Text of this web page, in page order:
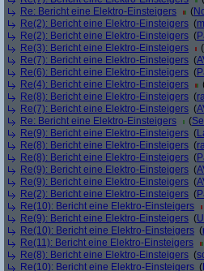
Re: Bericht eine Elektro-Einsteigers
(
Re(2): Bericht eine Elektro-Einsteigers (
Re(2): Bericht eine Elektro-Einsteigers (
Re(3): Bericht eine Elektro-Einsteigers
(
Re(7): Bericht eine Elektro-Einsteigers (
Re(6): Bericht eine Elektro-Einsteigers (
Re(4): Bericht eine Elektro-Einsteigers
Re(8): Bericht eine Elektro-Einsteigers (
Re(7): Bericht eine Elektro-Einsteigers (
Re: Bericht eine Elektro-Einsteigers
(
Re(9): Bericht eine Elektro-Einsteigers (
Re(8): Bericht eine Elektro-Einsteigers (
Re(8): Bericht eine Elektro-Einsteigers (
Re(9): Bericht eine Elektro-Einsteigers (
Re(9): Bericht eine Elektro-Einsteigers (
Re(2): Bericht eine Elektro-Einsteigers (
Re(10): Bericht eine Elektro-Einsteigers
Re(9): Bericht eine Elektro-Einsteigers (
Re(10): Bericht eine Elektro-Einsteigers (
Re(11): Bericht eine Elektro-Einsteigers
Re(8): Bericht eine Elektro-Einsteigers (
Re(10): Bericht eine Elektro-Einsteigers (